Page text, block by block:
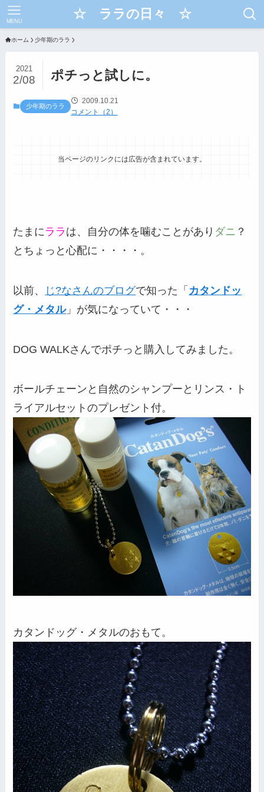
☆ ララの日々 ☆
MENU
ホーム 少年期のララ
ポチっと試しに。
2021
2/08
少年期のララ
2009.10.21
コメント（2）
当ページのリンクには広告が含まれています。
たまに ララ は、自分の体を噛むことがあり ダニ ？
とちょっと心配に・・・・。
以前、 じ?なさんのブログで知った「 カタンドッ
グ・メタル」が気になっていて・・・
DOG WALKさんでポチっと購入してみました。
ボールチェーンと自然のシャンプーとリンス・ト
ライアルセットのプレゼント付。
カタンドッグ・メタルのおもて。